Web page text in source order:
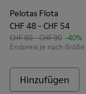
Pelotas Flota
CHF 48 - CHF 54
CHF 80 - CHF 90 -40%
Endpreis je nach Größe
Hinzufügen